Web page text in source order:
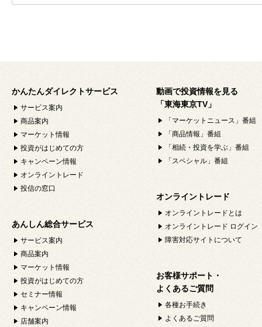
かんたんダイレクトサービス
サービス案内
商品案内
マーケット情報
投資がはじめての方
キャンペーン情報
オンライントレード
投信の窓口
あんしん総合サービス
サービス案内
商品案内
マーケット情報
投資がはじめての方
セミナー情報
キャンペーン情報
店舗案内
動画で投資情報を見る
「東海東京TV」
「マーケットニュース」番組
「商品情報」番組
「相続・投資を学ぶ」番組
「スペシャル」番組
オンライントレード
オンライントレードとは
オンライントレード ログイン
障害対応サイトについて
お客様サポート・
よくあるご質問
各種お手続き
よくあるご質問